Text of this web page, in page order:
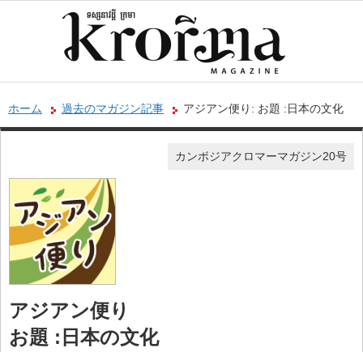
ホーム 過去のマガジン記事 アジアン便り: お題 :日本の文化
カンボジアクロマーマガジン20号
アジアン便り
お題 :日本の文化